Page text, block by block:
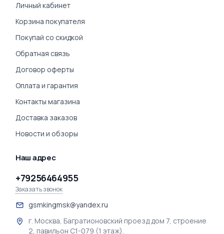
Личный кабинет
Корзина покупателя
Покупай со скидкой
Обратная связь
Договор оферты
Оплата и гарантия
Контакты магазина
Доставка заказов
Новости и обзоры
Наш адрес
+79256464955
Заказать звонок
gsmkingmsk@yandex.ru
г. Москва, Багратионовский проезд дом 7, строение
2, павильон С1-079 (1 этаж).